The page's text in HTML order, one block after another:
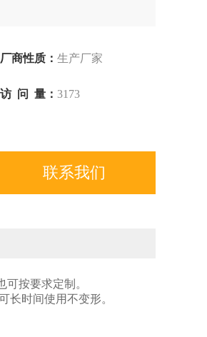
厂商性质： 生产厂家
访 问 量： 3173
联系我们
按要求定制。
长时间使用不变形。